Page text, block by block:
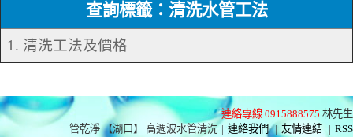
查詢標籤：清洗水管工法
1. 清洗工法及價格
連絡專線 0915888575 林先生
管乾淨 【湖口】 高週波水管清洗 | 連絡我們 | 友情連結 | RSS